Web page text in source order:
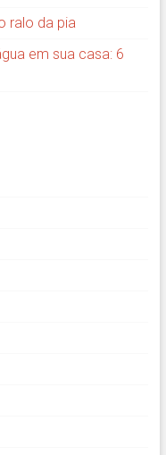
ralo da pia
em sua casa: 6